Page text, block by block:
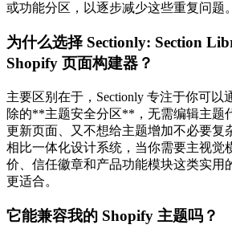
或功能分区，以逐步减少这些重复问题。
为什么选择 Sectionly: Section
Shopify 页面构建器？
主要区别在于，Sectionly 专注于你可以
除的**主题安全分区**，无需编辑主题
更新页面、又不想给主题增加不必要复
相比一体化设计系统，当你需要主视觉
价、信任徽章和产品功能模块这类实用
更适合。
它能兼容我的 Shopify 主题吗？